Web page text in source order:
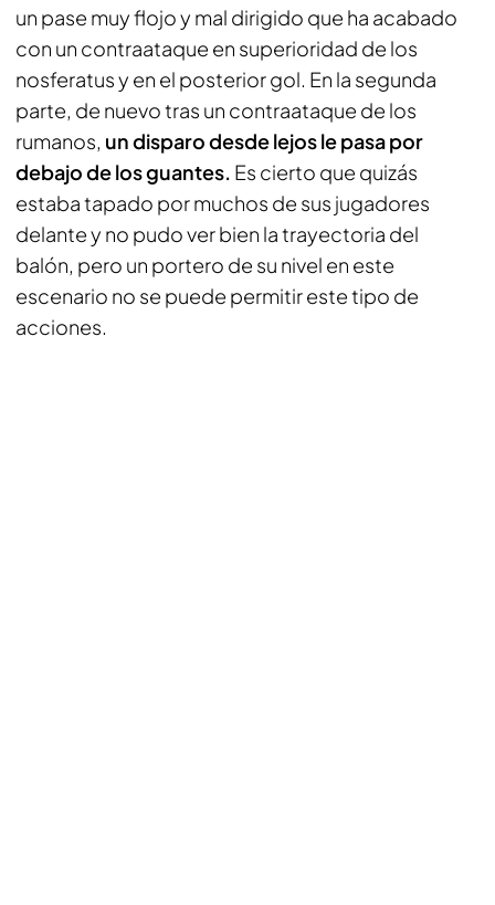
un pase muy flojo y mal dirigido que ha acabado
con un contraataque en superioridad de los
nosferatus y en el posterior gol. En la segunda
parte, de nuevo tras un contraataque de los
rumanos, un disparo desde lejos le pasa por
debajo de los guantes. Es cierto que quizás
estaba tapado por muchos de sus jugadores
delante y no pudo ver bien la trayectoria del
balón, pero un portero de su nivel en este
escenario no se puede permitir este tipo de
acciones.